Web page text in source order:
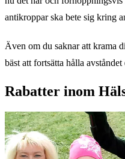
antikroppar ska bete sig kring
Även om du saknar att krama
bäst att fortsätta hålla
Rabatter inom